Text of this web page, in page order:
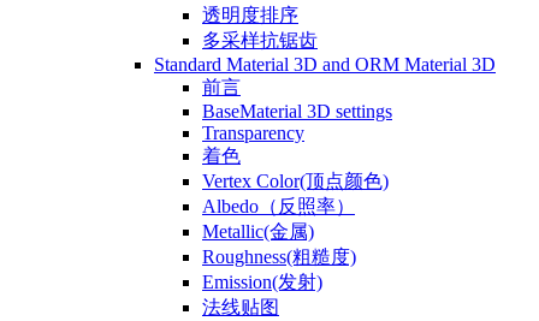
透明度排序
多采样抗锯齿
Standard Material 3D and ORM Material 3D
前言
BaseMaterial 3D settings
Transparency
着色
Vertex Color(顶点颜色)
Albedo（反照率）
Metallic(金属)
Roughness(粗糙度)
Emission(发射)
法线贴图